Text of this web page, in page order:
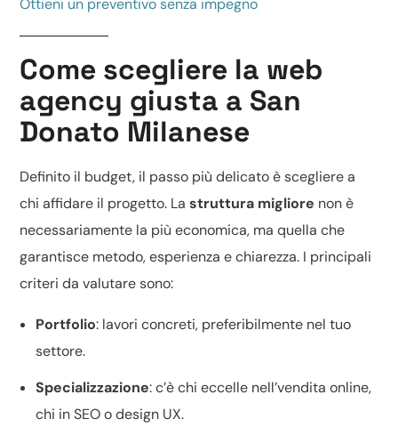
Ottieni un preventivo senza impegno
Come scegliere la web
agency giusta a San
Donato Milanese
Definito il budget, il passo più delicato è scegliere a
chi affidare il progetto. Lastruttura migliore non è
necessariamente la più economica, ma quella che
garantisce metodo, esperienza e chiarezza. I principali
criteri da valutare sono:
Portfolio: lavori concreti, preferibilmente nel tuo
settore.
Specializzazione: c’è chi eccelle nell’vendita online,
chi in SEO odesign UX.